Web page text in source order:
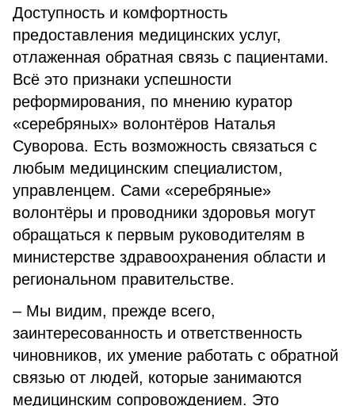
Доступность и комфортность
предоставления медицинских услуг,
отлаженная обратная связь с пациентами.
Всё это признаки успешности
реформирования, по мнению куратор
«серебряных» волонтёров Наталья
Суворова. Есть возможность связаться с
любым медицинским специалистом,
управленцем. Сами «серебряные»
волонтёры и проводники здоровья могут
обращаться к первым руководителям в
министерстве здравоохранения области и
региональном правительстве.
– Мы видим, прежде всего,
заинтересованность и ответственность
чиновников, их умение работать с обратной
связью от людей, которые занимаются
медицинским сопровождением. Это